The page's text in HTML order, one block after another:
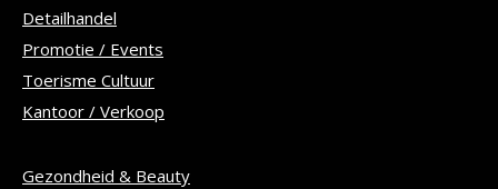
Detailhandel
Promotie / Events
Toerisme Cultuur
Kantoor / Verkoop
Gezondheid & Beauty